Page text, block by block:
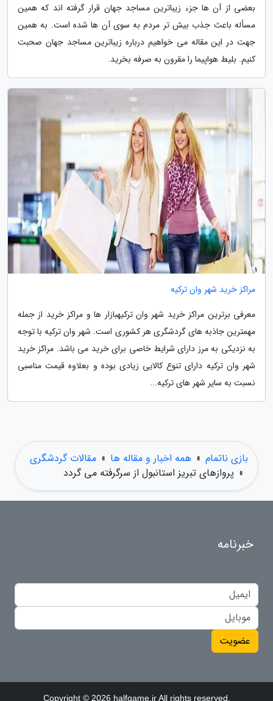
بعضی از آن ها جزء زیباترین مساجد جهان قرار گرفته اند که همین
مسأله باعث جذب بیش تر مردم به سوی آن ها شده است. به همین
جهت در این مقاله می خواهیم درباره زیباترین مساجد جهان صحبت
کنیم. بلیط هواپیما را مقرون به صرفه بخرید.
مراکز خرید شهر وان ترکیه
معرفی برترین مراکز خرید شهر وان ترکیهبازار ها و مراکز خرید از جمله
مهمترین جاذبه های گردشگری هر کشوری است. شهر وان ترکیه با توجه
به نزدیکی به مرز دارای شرایط خاصی برای خرید می باشد. مراکز خرید
شهر وان ترکیه دارای تنوع کالایی زیادی بوده و بعلاوه قیمت مناسبی
نسبت به سایر شهر های ترکیه...
بازی ناتمام » همه اخبار و مقاله ها » مقالات گردشگری
» پروازهای تبریز استانبول از سرگرفته می گردد
خبرنامه
عضویت
Copyright © 2026 halfgame.ir All rights reserved.